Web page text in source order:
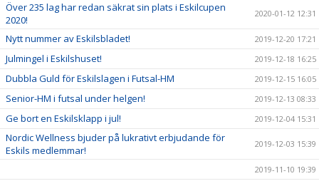
Över 235 lag har redan säkrat sin plats i Eskilcupen
2020!
2020-01-12 12:31
Nytt nummer av Eskilsbladet! 2019-12-20 17:21
Julmingel i Eskilshuset! 2019-12-18 16:25
Dubbla Guld för Eskilslagen i Futsal-HM 2019-12-15 16:05
Senior-HM i futsal under helgen! 2019-12-13 08:33
Ge bort en Eskilsklapp i jul! 2019-12-04 15:31
Nordic Wellness bjuder på lukrativt erbjudande för
Eskils medlemmar!
2019-12-03 15:39
2019-11-10 19:39